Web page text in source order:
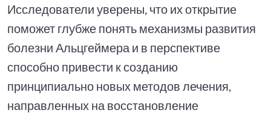
Исследователи уверены, что их открытие
поможет глубже понять механизмы развития
болезни Альцгеймера и в перспективе
способно привести к созданию
принципиально новых методов лечения,
направленных на восстановление